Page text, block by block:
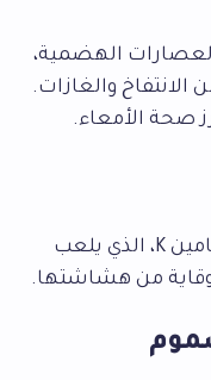
الهضمية،
والغازات.
صحة الأمعاء.
يُعد البقدونس مصدرًا ممتازًا لفيتامين K، الذي يلعب
من هشاشتها.